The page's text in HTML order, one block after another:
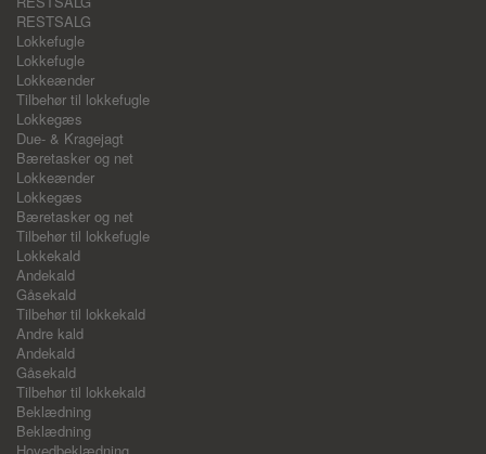
RESTSALG
Lokkefugle
Lokkefugle
Lokkeænder
Tilbehør til lokkefugle
Lokkegæs
Due- & Kragejagt
Bæretasker og net
Lokkeænder
Lokkegæs
Bæretasker og net
Tilbehør til lokkefugle
Lokkekald
Andekald
Gåsekald
Tilbehør til lokkekald
Andre kald
Andekald
Gåsekald
Tilbehør til lokkekald
Beklædning
Beklædning